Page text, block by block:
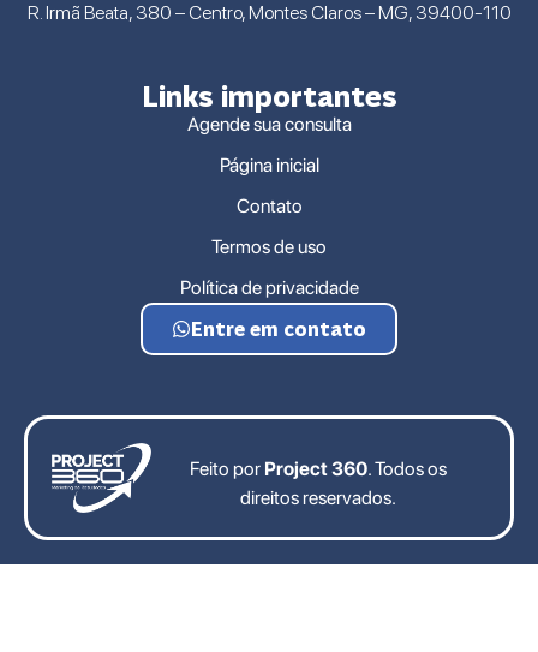
R. Irmã Beata, 380 – Centro, Montes Claros – MG, 39400-110
Links importantes
Agende sua consulta
Página inicial
Contato
Termos de uso
Política de privacidade
Entre em contato
Feito por Project 360. Todos os
direitos reservados.